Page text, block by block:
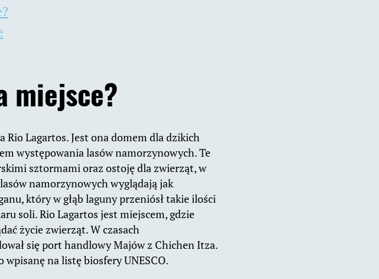
miejsce?
Rio Lagartos. Jest ona domem dla dzikich
występowania lasów namorzynowych. Te
sztormami oraz ostoję dla zwierząt, w
namorzynowych wyglądają jak
który w głąb laguny przeniósł takie ilości
soli. Rio Lagartos jest miejscem, gdzie
życie zwierząt. W czasach
się port handlowy Majów z Chichen Itza.
wpisanę na listę biosfery UNESCO.